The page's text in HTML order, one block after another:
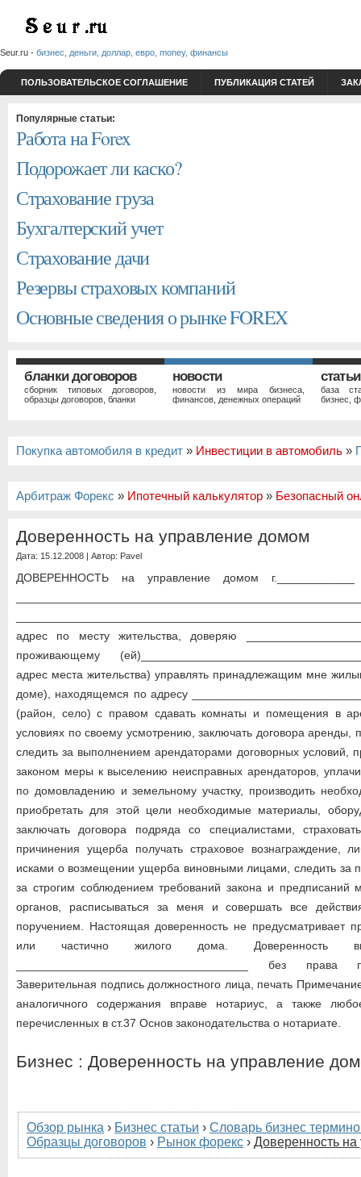
Seur.ru - бизнес, деньги, доллар, евро, money, финансы
ПОЛЬЗОВАТЕЛЬСКОЕ СОГЛАШЕНИЕ ПУБЛИКАЦИЯ СТАТЕЙ
Популярные статьи:
Работа на Forex
Подорожает ли каско?
Страхование груза
Бухгалтерский учет
Страхование дачи
Резервы страховых компаний
Основные сведения о рынке FOREX
бланки договоров
сборник типовых договоров,
образцы договоров, бланки
новости
новости из мира бизнеса,
финансов, денежных операций
статьи
база
бизнес,
Покупка автомобиля в кредит » Инвестиции в автомобиль »
Арбитраж Форекс » Ипотечный калькулятор » Безопасный
Доверенность на управление домом
Дата: 15.12.2008 | Автор: Pavel
ДОВЕРЕННОСТЬ на управление домом г.____________
адрес по месту жительства, доверяю
проживающему
адрес места жительства) управлять принадлежащим мне
доме), находящемся по адресу
(район, село) с правом сдавать комнаты и помещения в
условиях по своему усмотрению, заключать договора аренды,
следить за выполнением арендаторами договорных условий,
законом меры к выселению неисправных арендаторов,
по домовладению и земельному участку, производить
приобретать для этой цели необходимые материалы,
заключать договора подряда со специалистами,
причинения ущерба получать страховое вознаграждение,
исками о возмещении ущерба виновными лицами, следить за
за строгим соблюдением требований закона и предписаний
органов, расписываться за меня и совершать все
поручением. Настоящая доверенность не предусматривает
или частично жилого дома. Доверенность
____________________________________ без права
Заверительная подпись должностного лица, печать
аналогичного содержания вправе нотариус, а также
перечисленных в ст.37 Основ законодательства о нотариате.
Бизнес : Доверенность на управление
Обзор рынка › Бизнес статьи › Словарь бизнес
Образцы договоров › Рынок форекс › Доверенность